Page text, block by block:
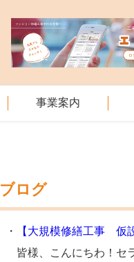
事業案内
ブログ
・ 【大規模修繕工事 仮
皆様、こんにちわ！セ